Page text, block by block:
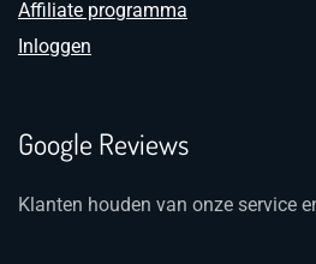
Affiliate programma
Inloggen
Google Reviews
Klanten houden van onze service